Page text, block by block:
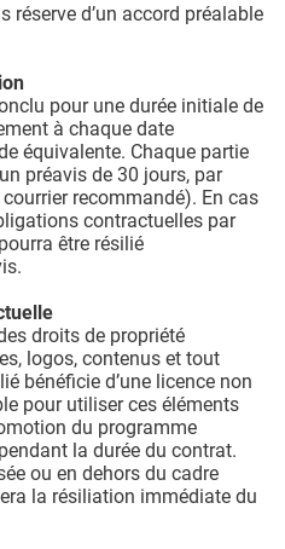
réserve d’un accord préalable
pour une durée initiale de
à chaque date
équivalente. Chaque partie
préavis de 30 jours, par
recommandé). En cas
contractuelles par
être résilié
droits de propriété
logos, contenus et tout
bénéficie d’une licence non
pour utiliser ces éléments
du programme
la durée du contrat.
ou en dehors du cadre
la résiliation immédiate du